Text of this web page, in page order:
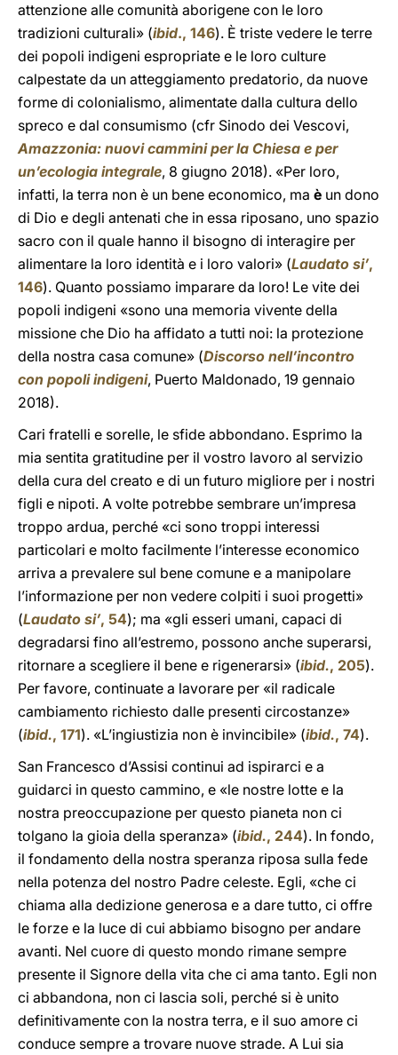
attenzione alle comunità aborigene con le loro
tradizioni culturali» (ibid., 146). È triste vedere le terre
dei popoli indigeni espropriate e le loro culture
calpestate da un atteggiamento predatorio, da nuove
forme di colonialismo, alimentate dalla cultura dello
spreco e dal consumismo (cfr Sinodo dei Vescovi,
Amazzonia: nuovi cammini per la Chiesa e per
un’ecologia integrale, 8 giugno 2018). «Per loro,
infatti, la terra non è un bene economico, ma è un dono
di Dio e degli antenati che in essa riposano, uno spazio
sacro con il quale hanno il bisogno di interagire per
alimentare la loro identità e i loro valori» (Laudato si’,
146). Quanto possiamo imparare da loro! Le vite dei
popoli indigeni «sono una memoria vivente della
missione che Dio ha affidato a tutti noi: la protezione
della nostra casa comune» (Discorso nell’incontro
con popoli indigeni, Puerto Maldonado, 19 gennaio
2018).
Cari fratelli e sorelle, le sfide abbondano. Esprimo la
mia sentita gratitudine per il vostro lavoro al servizio
della cura del creato e di un futuro migliore per i nostri
figli e nipoti. A volte potrebbe sembrare un’impresa
troppo ardua, perché «ci sono troppi interessi
particolari e molto facilmente l’interesse economico
arriva a prevalere sul bene comune e a manipolare
l’informazione per non vedere colpiti i suoi progetti»
(Laudato si’, 54); ma «gli esseri umani, capaci di
degradarsi fino all’estremo, possono anche superarsi,
ritornare a scegliere il bene e rigenerarsi» (ibid., 205).
Per favore, continuate a lavorare per «il radicale
cambiamento richiesto dalle presenti circostanze»
(ibid., 171). «L’ingiustizia non è invincibile» (ibid., 74).
San Francesco d’Assisi continui ad ispirarci e a
guidarci in questo cammino, e «le nostre lotte e la
nostra preoccupazione per questo pianeta non ci
tolgano la gioia della speranza» (ibid., 244). In fondo,
il fondamento della nostra speranza riposa sulla fede
nella potenza del nostro Padre celeste. Egli, «che ci
chiama alla dedizione generosa e a dare tutto, ci offre
le forze e la luce di cui abbiamo bisogno per andare
avanti. Nel cuore di questo mondo rimane sempre
presente il Signore della vita che ci ama tanto. Egli non
ci abbandona, non ci lascia soli, perché si è unito
definitivamente con la nostra terra, e il suo amore ci
conduce sempre a trovare nuove strade. A Lui sia